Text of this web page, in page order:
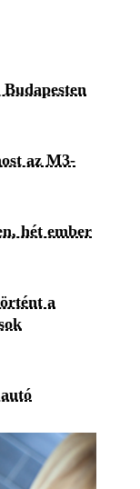
az M3-
hét ember
a